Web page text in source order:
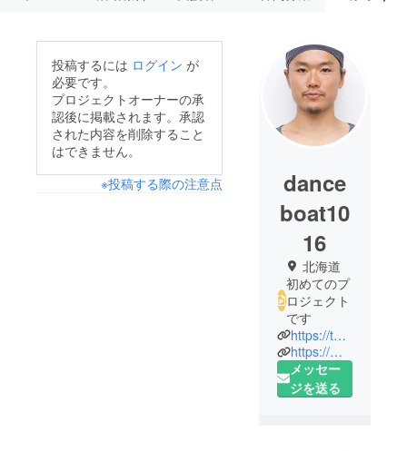
投稿するには ログイン が
必要です。
プロジェクトオーナーの承
認後に掲載されます。承認
された内容を削除すること
はできません。
※投稿する際の注意点
dance
boat10
16
北海道
初めてのプ
ロジェクト
です
https://twitter.com/hirosakuraii
https://micelle.jimdofree.com/
メッセー
ジを送る